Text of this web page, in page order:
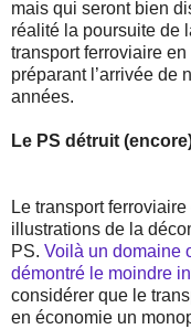
mais qui seront bien
réalité la poursuite de
transport ferroviaire
préparant l’arrivée de
années.
Le PS détruit
Le transport
illustrations de la
PS. Voilà un domaine
démontré le moindre
considérer que le
en économie un